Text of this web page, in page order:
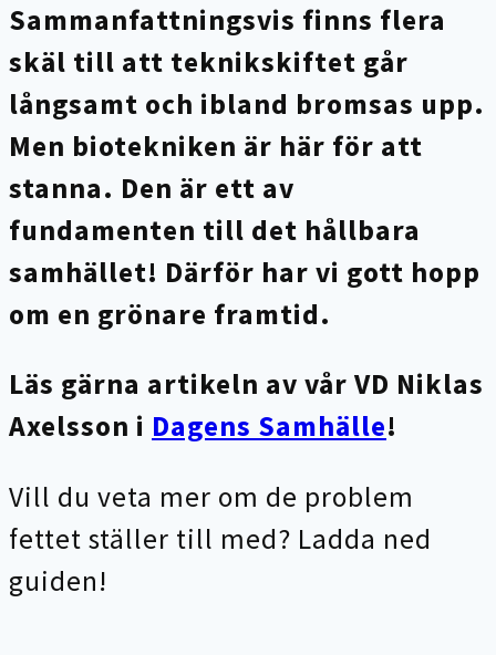
Sammanfattningsvis finns flera
skäl till att teknikskiftet går
långsamt och ibland bromsas upp.
Men biotekniken är här för att
stanna. Den är ett av
fundamenten till det hållbara
samhället! Därför har vi gott hopp
om en grönare framtid.
Läs gärna artikeln av vår VD Niklas
Axelsson i Dagens Samhälle!
Vill du veta mer om de problem
fettet ställer till med? Ladda ned
guiden!